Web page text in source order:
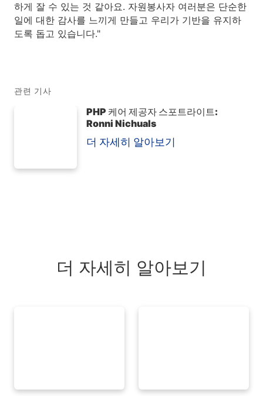
하게 잘 수 있는 것 같아요. 자원봉사자 여러분은 단순한
일에 대한 감사를 느끼게 만들고 우리가 기반을 유지하
도록 돕고 있습니다."
관련 기사
PHP 케어 제공자 스포트라이트:
Ronni Nichuals
더 자세히 알아보기
더 자세히 알아보기